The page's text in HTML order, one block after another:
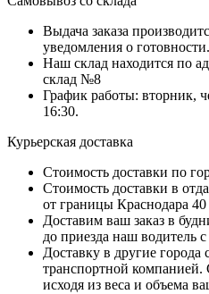
Выдача заказа
уведомления о готовности.
Наш склад находится по
склад №8
График работы: вторник,
16:30.
Курьерская доставка
Стоимость доставки по
Стоимость доставки в
от границы Краснодара
Доставим ваш заказ в
до приезда наш водитель
Доставку в другие
транспортной компанией.
исходя из веса и объема